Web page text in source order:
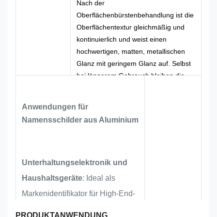
Nach der
Oberflächenbürstenbehandlung ist die
Oberflächentextur gleichmäßig und
kontinuierlich und weist einen
hochwertigen, matten, metallischen
Glanz mit geringem Glanz auf. Selbst
bei längerem Gebrauch bleiben die
sehr praktisch. Der Druckprozess,
kombiniert mit spezieller Tinte für
hergestellt. Es handelt sich um eine
Metallkennzeichnungsbranche, die für
Anwendungen für
Namensschilder aus Aluminium
Unterhaltungselektronik und
Haushaltsgeräte: Ideal als
Markenidentifikator für High-End-
PRODUKTANWENDUNG